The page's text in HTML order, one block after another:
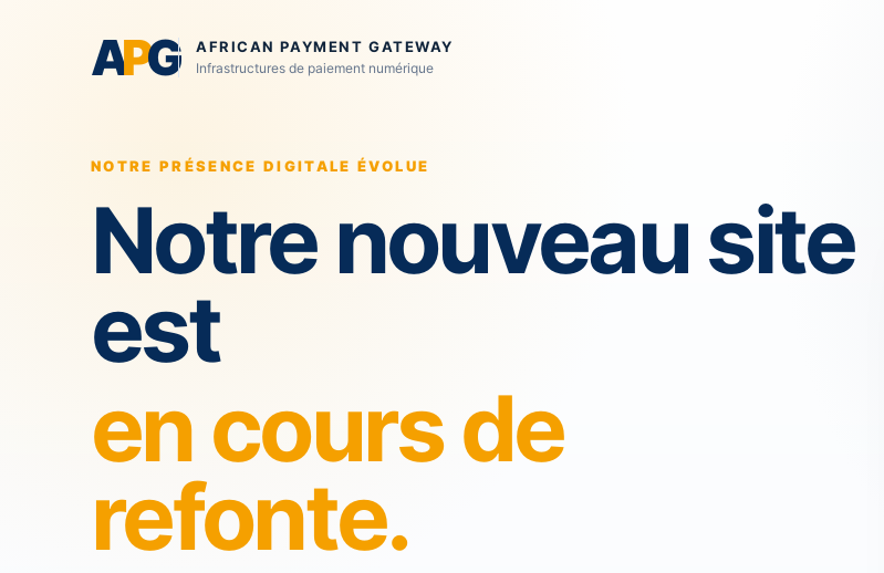
APG AFRICAN PAYMENT GATEWAY
Infrastructures de paiement numérique
NOTRE PRÉSENCE DIGITALE ÉVOLUE
Notre nouveau site
est
en cours de
refonte.